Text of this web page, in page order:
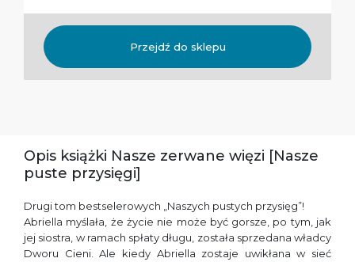
Przejdź do sklepu
Opis książki Nasze zerwane więzi [Nasze
puste przysięgi]
Drugi tom bestselerowych „Naszych pustych przysięg”!
Abriella myślała, że życie nie może być gorsze, po tym, jak
jej siostra, w ramach spłaty długu, została sprzedana władcy
Dworu Cieni. Ale kiedy Abriella zostaje uwikłana w sieć